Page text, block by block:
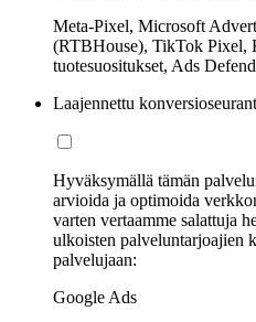
Meta-Pixel, Microsoft
(RTBHouse), TikTok Pixel,
tuotesuositukset, Ads
Laajennettu
Hyväksymällä tämän
arvioida ja optimoida
varten vertaamme salattuja
ulkoisten palveluntarjoajien
palvelujaan:
Google Ads